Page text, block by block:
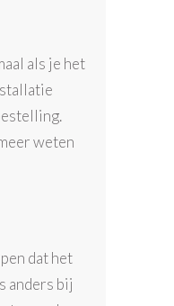
als je het
weten
dat het
anders bij